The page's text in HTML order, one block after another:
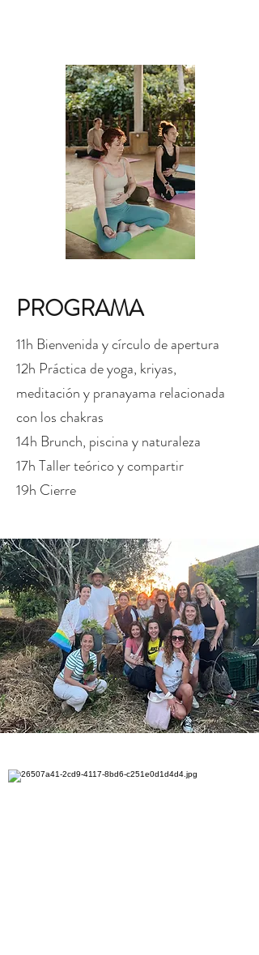
PROGRAMA
11h Bienvenida y círculo de apertura
12h Práctica de yoga, kriyas,
meditación y pranayama relacionada
con los chakras
14h Brunch, piscina y naturaleza
17h Taller teórico y compartir
19h Cierre